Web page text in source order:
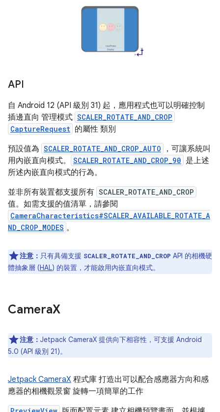
API
自 Android 12 (API 級別 31) 起，應用程式也可以明確控制
插邊直向 管理模式 SCALER_ROTATE_AND_CROP
CaptureRequest 的屬性 類別
預設值為 SCALER_ROTATE_AND_CROP_AUTO
，可讓系統叫
用內嵌直向模式。
SCALER_ROTATE_AND_CROP_90 是上述
所述內嵌直向模式的行為。
並非所有裝置都支援所有 SCALER_ROTATE_AND_CROP
值。如需支援的值清單，請參閱
CameraCharacteristics#SCALER_AVAILABLE_ROTATE_A
ND_CROP_MODES 。
注意： 只有具備支援 SCALER_ROTATE_AND_CROP API 的相機硬
體抽象層 (HAL) 的裝置，才能啟用內嵌直向模式。
CameraX
注意： Jetpack CameraX 提供向下相容性，可支援 Android
5.0 (API 級別 21)。
Jetpack CameraX 程式庫 打造出可以配合感應器方向和感
應器的相機觀景窗 旋轉一項簡單的工作